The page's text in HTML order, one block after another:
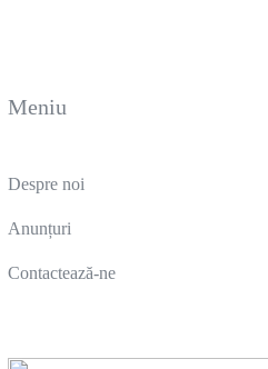
Meniu
Despre noi
Anunțuri
Contactează-ne